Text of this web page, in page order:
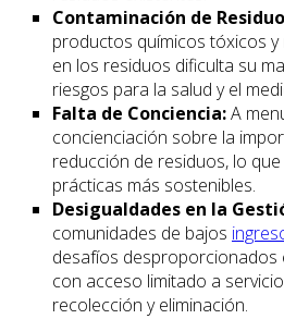
Contaminación de
productos químicos tóxicos
en los residuos dificulta su
riesgos para la salud y el
Falta de Conciencia:A
concienciación sobre la
reducción de residuos, lo
prácticas más sostenibles.
Desigualdades en la
comunidades de bajos
desafíos desproporcionados
con acceso limitado a
recolección y eliminación.